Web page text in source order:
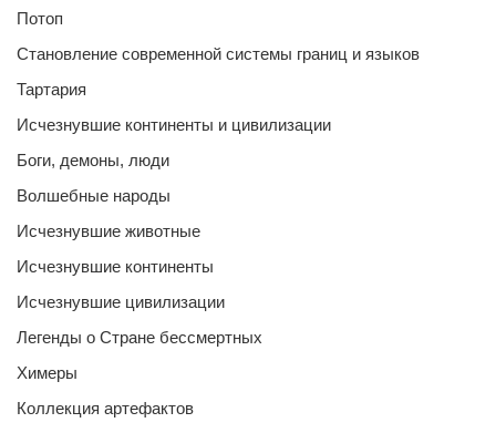
Потоп
Становление современной системы границ и языков
Тартария
Исчезнувшие континенты и цивилизации
Боги, демоны, люди
Волшебные народы
Исчезнувшие животные
Исчезнувшие континенты
Исчезнувшие цивилизации
Легенды о Стране бессмертных
Химеры
Коллекция артефактов